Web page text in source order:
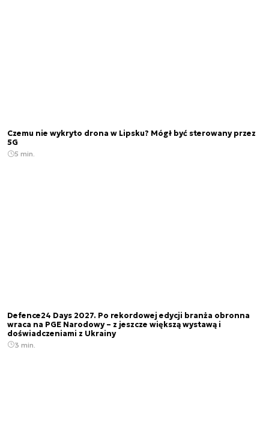
Czemu nie wykryto drona w Lipsku? Mógł być sterowany przez
5G
5 min.
Defence24 Days 2027. Po rekordowej edycji branża obronna
wraca na PGE Narodowy – z jeszcze większą wystawą i
doświadczeniami z Ukrainy
3 min.